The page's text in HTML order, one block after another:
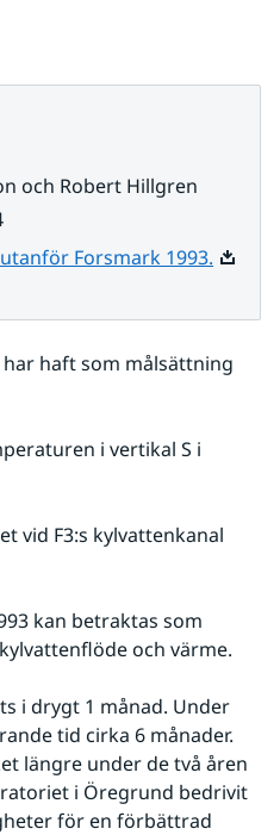
och Robert Hillgren
Forsmark 1993. Pdf, 1
haft som målsättning
i vertikal S i
vid F3:s kylvattenkanal
kan betraktas som
och värme.
i drygt 1 månad. Under
tid cirka 6 månader.
längre under de två åren
i Öregrund bedrivit
för en förbättrad